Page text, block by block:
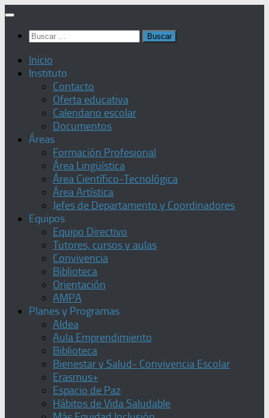
Saltar
contenido
Buscar:
Inicio
Instituto
Contacto
Oferta educativa
Calendario escolar
Documentos
Áreas
Formación Profesional
Área Lingüística
Área Científico-Tecnológica
Área Artística
Jefes de Departamento y Coordinadores
Equipos
Equipo Directivo
Tutores, cursos y aulas
Convivencia
Biblioteca
Orientación
AMPA
Planes y Programas
Aldea
Aula Emprendimiento
Biblioteca
Bienestar y Salud- Convivencia Escolar
Erasmus+
Espacio de Paz
Hábitos de Vida Saludable